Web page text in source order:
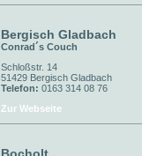
Bergisch Gladbach
Conrad´s Couch
Schloßstr. 14
51429 Bergisch Gladbach
Telefon: 0163 314 08 76
Zur Webseite